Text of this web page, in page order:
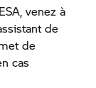
venez à
de
de
cas